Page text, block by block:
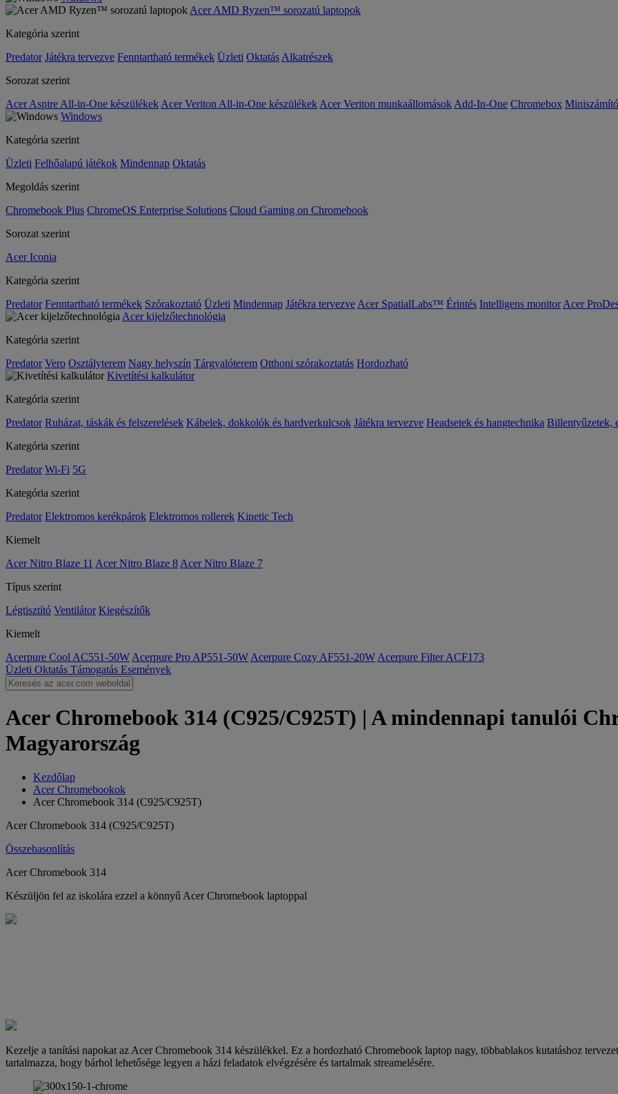
Acer AMD Ryzen™ sorozatú laptopok
Kategória szerint
Predator Játékra tervezve Fenntartható termékek Üzleti Oktatás Alkatrészek
Sorozat szerint
Acer Aspire All-in-One készülékek Acer Veriton All-in-One készülékek Acer Veriton munkaállomások Add-In-One Chromebox
Windows
Kategória szerint
Üzleti Felhőalapú játékok Mindennap Oktatás
Megoldás szerint
Chromebook Plus ChromeOS Enterprise Solutions Cloud Gaming on Chromebook
Sorozat szerint
Acer Iconia
Kategória szerint
Predator Fenntartható termékek Szórakoztató Üzleti Mindennap Játékra tervezve Acer SpatialLabs™ Érintés Intelligens monitor Acer
Acer kijelzőtechnológia
Kategória szerint
Predator Vero Osztályterem Nagy helyszín Tárgyalóterem Otthoni szórakoztatás Hordozható
Kivetítési kalkulátor
Kategória szerint
Predator Ruházat, táskák és felszerelések Kábelek, dokkolók és hardverkulcsok Játékra tervezve Headsetek és hangtechnika Billentyűzetek,
Kategória szerint
Predator Wi-Fi 5G
Kategória szerint
Predator Elektromos kerékpárok Elektromos rollerek Kinetic Tech
Kiemelt
Acer Nitro Blaze 11 Acer Nitro Blaze 8 Acer Nitro Blaze 7
Típus szerint
Légtisztító Ventilátor Kiegészítők
Kiemelt
Acerpure Cool AC551-50W Acerpure Pro AP551-50W Acerpure Cozy AF551-20W Acerpure Filter ACF173
Üzleti Oktatás Támogatás Események
Acer Chromebook 314 (C925/C925T) | A mindennapi tanulói
Magyarország
Kezdőlap
Acer Chromebookok
Acer Chromebook 314 (C925/C925T)
Acer Chromebook 314 (C925/C925T)
Összehasonlítás
Acer Chromebook 314
Készüljön fel az iskolára ezzel a könnyű Acer Chromebook laptoppal
Kezelje a tanítási napokat az Acer Chromebook 314 készülékkel. Ez a hordozható Chromebook laptop nagy, többablakos kutatáshoz
tartalmazza, hogy bárhol lehetősége legyen a házi feladatok elvégzésére és tartalmak streamelésére.